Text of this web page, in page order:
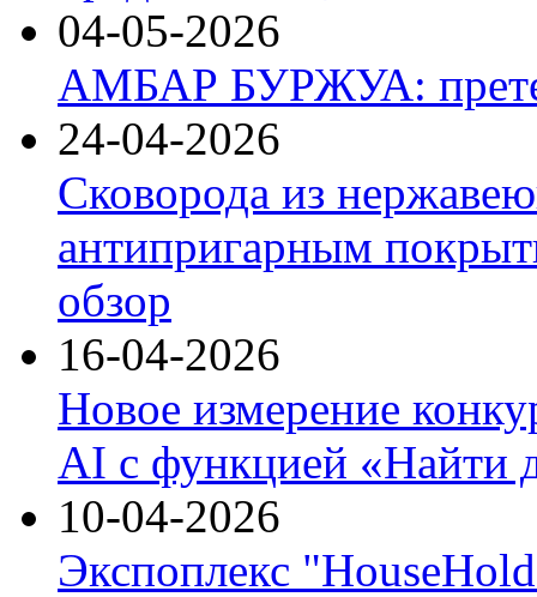
04-05-2026
АМБАР БУРЖУА:
24-04-2026
Сковорода из
антипригарным
обзор
16-04-2026
Новое измерение
AI с функцией «Найти
10-04-2026
Экспоплекс